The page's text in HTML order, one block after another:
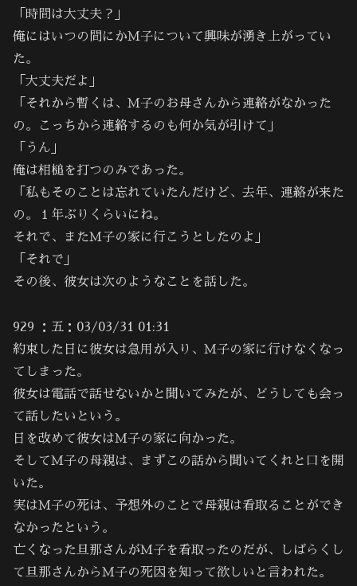
「時間は大丈夫？」
俺にはいつの間にかＭ子について興味が湧き上がってい
た。
「大丈夫だよ」
「それから暫くは、Ｍ子のお母さんから連絡がなかった
の。こっちから連絡するのも何か気が引けて」
「うん」
俺は相槌を打つのみであった。
「私もそのことは忘れていたんだけど、去年、連絡が来た
の。１年ぶりくらいにね。
それで、またＭ子の家に行こうとしたのよ」
「それで」
その後、彼女は次のようなことを話した。
929 ：五：03/03/31 01:31
約束した日に彼女は急用が入り、Ｍ子の家に行けなくなっ
てしまった。
彼女は電話で話せないかと聞いてみたが、どうしても会っ
て話したいという。
日を改めて彼女はＭ子の家に向かった。
そしてＭ子の母親は、まずこの話から聞いてくれと口を開
いた。
実はＭ子の死は、予想外のことで母親は看取ることができ
なかったという。
亡くなった旦那さんがＭ子を看取ったのだが、しばらくし
て旦那さんからＭ子の死因を知って欲しいと言われた。